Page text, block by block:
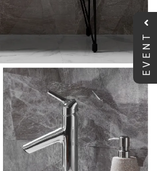
EVENT